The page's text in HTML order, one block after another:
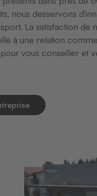
nous desservons
La satisfaction
à une relation
vous conseiller et